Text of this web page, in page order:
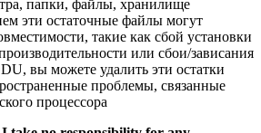
папки, файлы, хранилище
эти остаточные файлы могут
такие как сбой установки
или сбои/зависания
вы можете удалить эти остатки
проблемы, связанные
процессора